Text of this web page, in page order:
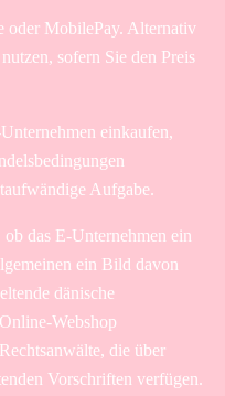
oder MobilePay. Alternativ
sofern Sie den Preis
einkaufen,
Aufgabe.
das E-Unternehmen ein
ein Bild davon
dänische
Webshop
die über
Vorschriften verfügen.